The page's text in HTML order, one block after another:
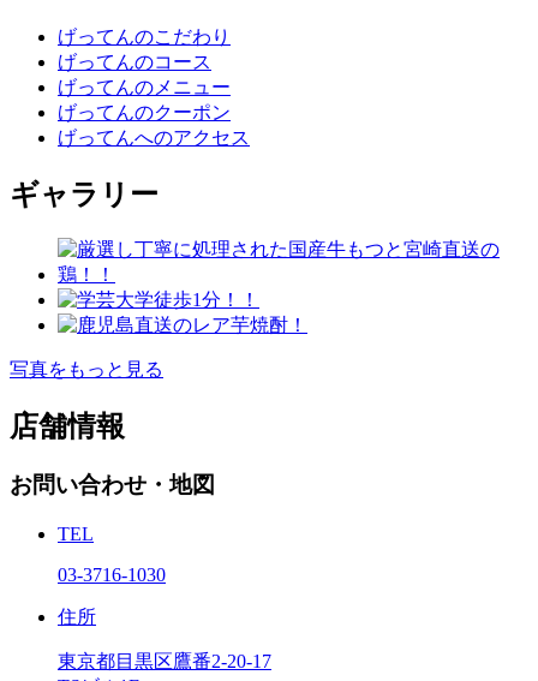
げってんのこだわり
げってんのコース
げってんのメニュー
げってんのクーポン
げってんへのアクセス
ギャラリー
写真をもっと見る
店舗情報
お問い合わせ・地図
TEL
03-3716-1030
住所
東京都目黒区鷹番2-20-17